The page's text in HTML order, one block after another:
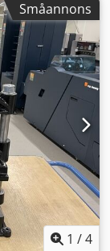
Småannons
1 /4